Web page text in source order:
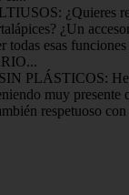
¿Quieres
¿Un
todas esas
PLÁSTICOS:
muy presente
respetuoso